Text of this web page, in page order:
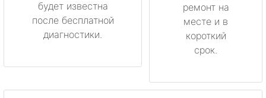
будет известна
после бесплатной
диагностики.
ремонт на
месте и в
короткий
срок.